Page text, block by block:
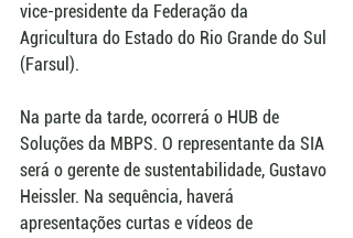
vice-presidente da Federação da
Agricultura do Estado do Rio Grande do Sul
(Farsul).
Na parte da tarde, ocorrerá o HUB de
Soluções da MBPS. O representante da SIA
será o gerente de sustentabilidade, Gustavo
Heissler. Na sequência, haverá
apresentações curtas e vídeos de